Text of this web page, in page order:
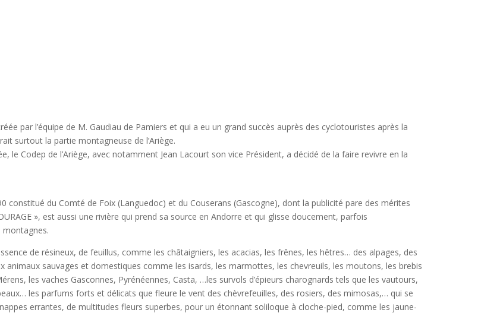
par l’équipe de M. Gaudiau de Pamiers et qui a eu un grand succès auprès des cyclotouristes après la
surtout la partie montagneuse de l’Ariège.
le Codep de l’Ariège, avec notamment Jean Lacourt son vice Président, a décidé de la faire revivre en la
constitué du Comté de Foix (Languedoc) et du Couserans (Gascogne), dont la publicité pare des mérites
», est aussi une rivière qui prend sa source en Andorre et qui glisse doucement, parfois
montagnes.
de résineux, de feuillus, comme les châtaigniers, les acacias, les frênes, les hêtres… des alpages, des
animaux sauvages et domestiques comme les isards, les marmottes, les chevreuils, les moutons, les brebis
les vaches Gasconnes, Pyrénéennes, Casta, …les survols d’épieurs charognards tels que les vautours,
les parfums forts et délicats que fleure le vent des chèvrefeuilles, des rosiers, des mimosas,… qui se
errantes, de multitudes fleurs superbes, pour un étonnant soliloque à cloche-pied, comme les jaune-